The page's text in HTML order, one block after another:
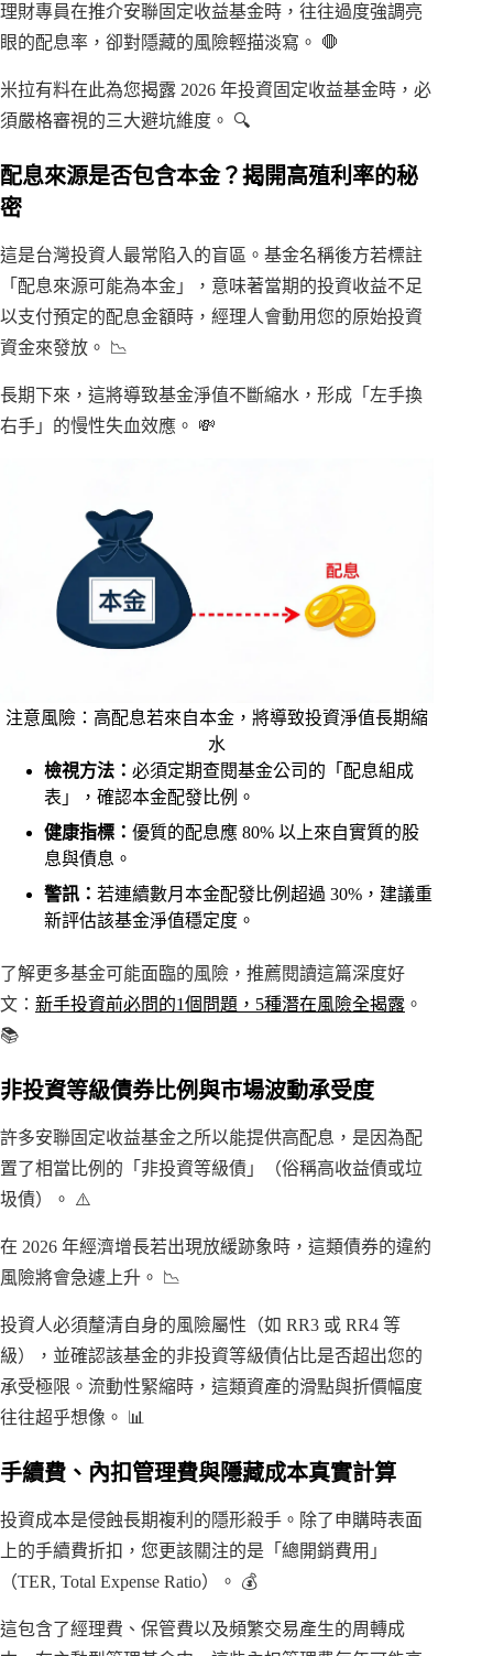
理財專員在推介安聯固定收益基金時，往往過度強調亮
眼的配息率，卻對隱藏的風險輕描淡寫。 🛑
米拉有料在此為您揭露 2026 年投資固定收益基金時，必
須嚴格審視的三大避坑維度。 🔍
配息來源是否包含本金？揭開高殖利率的秘
密
這是台灣投資人最常陷入的盲區。基金名稱後方若標註
「配息來源可能為本金」，意味著當期的投資收益不足
以支付預定的配息金額時，經理人會動用您的原始投資
資金來發放。 📉
長期下來，這將導致基金淨值不斷縮水，形成「左手換
右手」的慢性失血效應。 💸
注意風險：高配息若來自本金，將導致投資淨值長期縮
水
檢視方法： 必須定期查閱基金公司的「配息組成
表」，確認本金配發比例。
健康指標： 優質的配息應 80% 以上來自實質的股
息與債息。
警訊： 若連續數月本金配發比例超過 30%，建議重
新評估該基金淨值穩定度。
了解更多基金可能面臨的風險，推薦閱讀這篇深度好
文： 新手投資前必問的1個問題，5種潛在風險全揭露 。
📚
非投資等級債券比例與市場波動承受度
許多安聯固定收益基金之所以能提供高配息，是因為配
置了相當比例的「非投資等級債」（俗稱高收益債或垃
圾債）。 ⚠️
在 2026 年經濟增長若出現放緩跡象時，這類債券的違約
風險將會急遽上升。 📉
投資人必須釐清自身的風險屬性（如 RR3 或 RR4 等
級），並確認該基金的非投資等級債佔比是否超出您的
承受極限。流動性緊縮時，這類資產的滑點與折價幅度
往往超乎想像。 📊
手續費、內扣管理費與隱藏成本真實計算
投資成本是侵蝕長期複利的隱形殺手。除了申購時表面
上的手續費折扣，您更該關注的是「總開銷費用」
（TER, Total Expense Ratio）。 💰
這包含了經理費、保管費以及頻繁交易產生的周轉成